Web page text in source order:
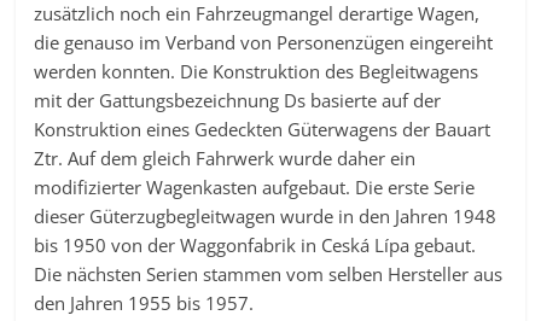
zusätzlich noch ein Fahrzeugmangel derartige Wagen,
die genauso im Verband von Personenzügen eingereiht
werden konnten. Die Konstruktion des Begleitwagens
mit der Gattungsbezeichnung Ds basierte auf der
Konstruktion eines Gedeckten Güterwagens der Bauart
Ztr. Auf dem gleich Fahrwerk wurde daher ein
modifizierter Wagenkasten aufgebaut. Die erste Serie
dieser Güterzugbegleitwagen wurde in den Jahren 1948
bis 1950 von der Waggonfabrik in Ceská Lípa gebaut.
Die nächsten Serien stammen vom selben Hersteller aus
den Jahren 1955 bis 1957.